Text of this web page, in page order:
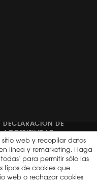
DECLARACIÓN DE
ACCESIBILIDAD
DERECHO A LA
REPARACIÓN
sitio web y recopilar datos
línea y remarketing. Haga
para permitir sólo las
tipos de cookies que
web o rechazar cookies